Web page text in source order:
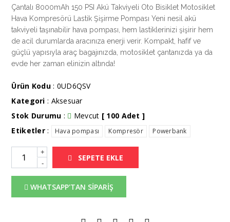
Çantalı 8000mAh 150 PSI Akü Takviyeli Oto Bisiklet Motosiklet
Hava Kompresörü Lastik Şişirme Pompası Yeni nesil akü
takviyeli taşınabilir hava pompası, hem lastiklerinizi şişirir hem
de acil durumlarda aracınıza enerji verir. Kompakt, hafif ve
güçlü yapısıyla araç bagajınızda, motosiklet çantanızda ya da
evde her zaman elinizin altında!
Ürün Kodu: 0UD6QSV
Kategori : Aksesuar
Stok Durumu : Mevcut [ 100 Adet ]
Etiketler: Hava pompası Kompresör Powerbank
+
-
SEPETE EKLE
WHATSAPP'TAN SİPARİŞ